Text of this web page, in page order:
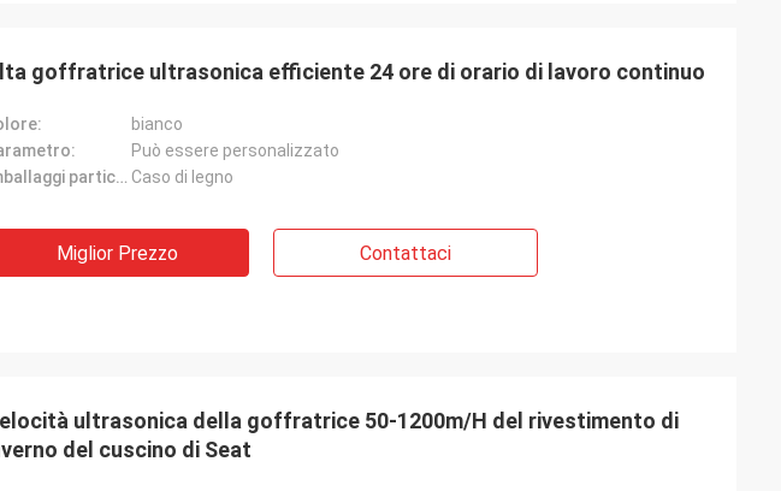
goffratrice ultrasonica efficiente 24 ore di orario di lavoro continuo
bianco
Può essere personalizzato
Imballaggi particolari: Caso di legno
Miglior Prezzo Contattaci
ultrasonica della goffratrice 50-1200m/H del rivestimento di
del cuscino di Seat